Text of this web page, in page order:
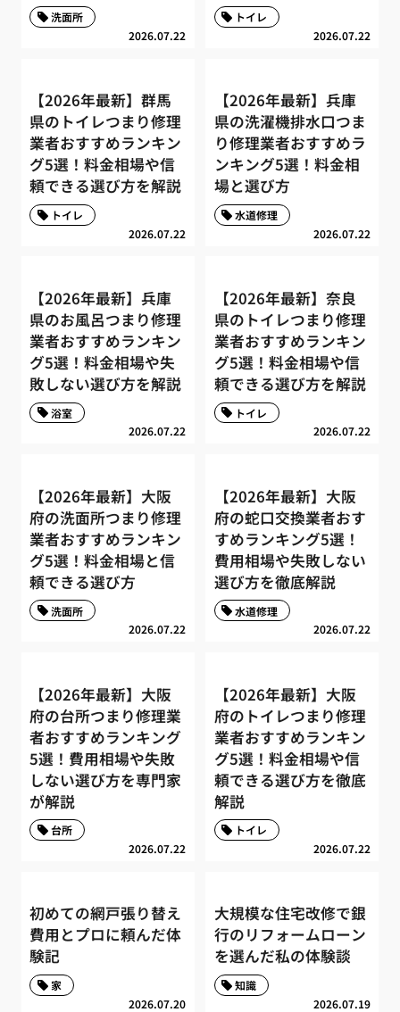
2026.07.22
洗面所
2026.07.22
トイレ
【2026年最新】群馬
県のトイレつまり修理
業者おすすめランキン
グ5選！料金相場や信
頼できる選び方を解説
2026.07.22
トイレ
【2026年最新】兵庫
県の洗濯機排水口つま
り修理業者おすすめラ
ンキング5選！料金相
場と選び方
2026.07.22
水道修理
【2026年最新】兵庫
県のお風呂つまり修理
業者おすすめランキン
グ5選！料金相場や失
敗しない選び方を解説
2026.07.22
浴室
【2026年最新】奈良
県のトイレつまり修理
業者おすすめランキン
グ5選！料金相場や信
頼できる選び方を解説
2026.07.22
トイレ
【2026年最新】大阪
府の洗面所つまり修理
業者おすすめランキン
グ5選！料金相場と信
頼できる選び方
2026.07.22
洗面所
【2026年最新】大阪
府の蛇口交換業者おす
すめランキング5選！
費用相場や失敗しない
選び方を徹底解説
2026.07.22
水道修理
【2026年最新】大阪
府の台所つまり修理業
者おすすめランキング
5選！費用相場や失敗
しない選び方を専門家
が解説
2026.07.22
台所
【2026年最新】大阪
府のトイレつまり修理
業者おすすめランキン
グ5選！料金相場や信
頼できる選び方を徹底
解説
2026.07.22
トイレ
初めての網戸張り替え
費用とプロに頼んだ体
験記
2026.07.20
家
大規模な住宅改修で銀
行のリフォームローン
を選んだ私の体験談
2026.07.19
知識